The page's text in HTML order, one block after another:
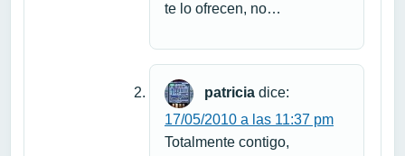
te lo ofrecen, no…
patricia dice:
17/05/2010 a las 11:37 pm
Totalmente contigo,